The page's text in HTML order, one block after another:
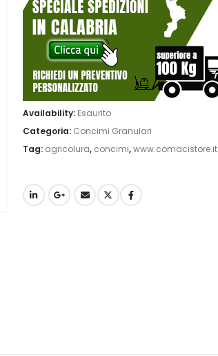
Availability: Esaurito
Categoria: Concimi Granulari
Tag: agricolura, concimi,www.comacistore.it